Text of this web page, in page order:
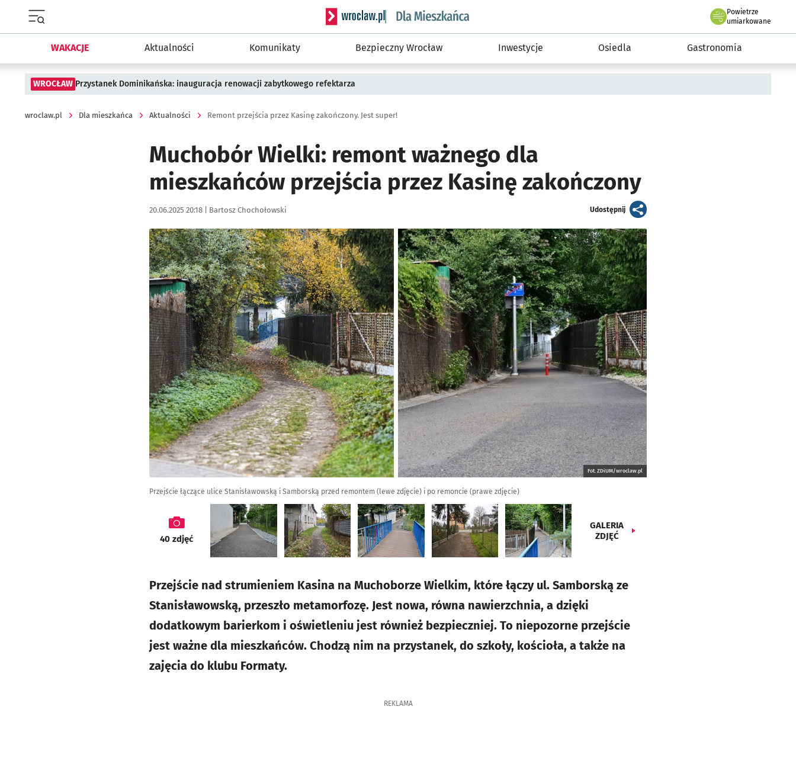
Serwis informacyjny wroclaw.pl podserwis: Dla mieszkańca
Powietrze
we Wrocławiu
umiarkowane
WAKACJE Aktualności Komunikaty Bezpieczny Wrocław Inwestycje Osiedla Gastronomia
WROCŁAW Przystanek Dominikańska: inauguracja renowacji zabytkowego refektarza
wroclaw.pl Dla mieszkańca Aktualności Remont przejścia przez Kasinę zakończony. Jest super!
Muchobór Wielki: remont ważnego dla
mieszkańców przejścia przez Kasinę zakończony
Data publikacji:
20.06.2025 20:18 | Autor:
Bartosz Chochołowski Udostępnijartykuł
Kliknij, aby zobaczyć galerię
Fot. ZDiUM/wroclaw.pl
Przejście łączące ulice Stanisławowską i Samborską przed remontem (lewe zdjęcie) i po remoncie (prawe zdjęcie)
galeria
40zdjęć
GALERIA
ZDJĘĆ
Przejście nad strumieniem Kasina na Muchoborze Wielkim, które łączy ul. Samborską ze
Stanisławowską, przeszło metamorfozę. Jest nowa, równa nawierzchnia, a dzięki
dodatkowym barierkom i oświetleniu jest również bezpieczniej. To niepozorne przejście
jest ważne dla mieszkańców. Chodzą nim na przystanek, do szkoły, kościoła, a także na
zajęcia do klubu Formaty.
REKLAMA